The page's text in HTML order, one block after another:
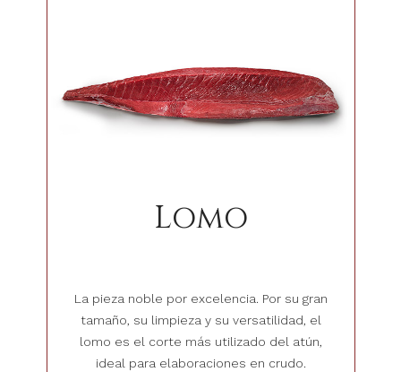
Lomo
La pieza noble por excelencia. Por su gran
tamaño, su limpieza y su versatilidad, el
lomo es el corte más utilizado del atún,
ideal para elaboraciones en crudo.